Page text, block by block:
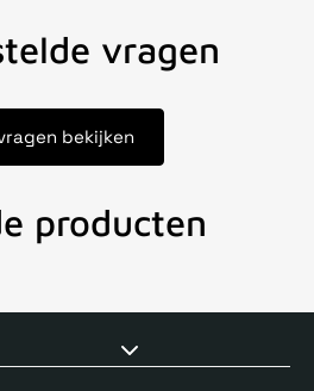
vragen
bekijken
producten
dag verstuurd Echte winkel +35